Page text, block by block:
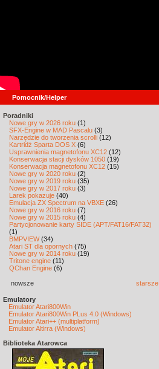
Pomocnik/Helper
Poradniki
Nowe gry w 2026 roku (1)
SFX-Engine w MAD Pascalu (3)
Narzędzie do tworzenia scrolli (12)
Kartridż Sparta DOS X (6)
Usprawnienia magnetofonu XC12 (12)
Konserwacja stacji dysków 1050 (19)
Konserwacja magnetofonu XC12 (15)
Nowe gry w 2020 roku (2)
Nowe gry w 2019 roku (35)
Nowe gry w 2017 roku (3)
Larek pokazuje (40)
Emulacja ZX Spectrum na VBXE (26)
Nowe gry w 2016 roku (7)
Nowe gry w 2015 roku (4)
Partycjonowanie karty SIDE (APT/FAT16/FAT32)
(1)
BMPVIEW(34)
Atari ST dla opornych (75)
Nowe gry w 2014 roku (19)
Tritone engine (11)
QChan Engine (6)
nowsze starsze
Emulatory
Emulator Atari800Win
Emulator Atari800Win PLus 4.0 (Windows)
Emulator Atari++ (multiplatform)
Emulator Altirra (Windows)
Biblioteka Atarowca